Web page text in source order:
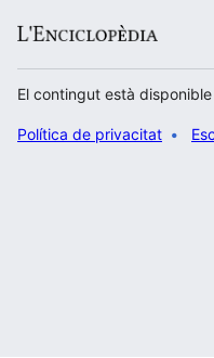
El contingut està
Política de privacitat